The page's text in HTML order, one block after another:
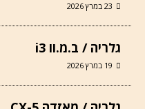
23 במרץ 2026
גלריה / ב.מ.וו i3
19 במרץ 2026